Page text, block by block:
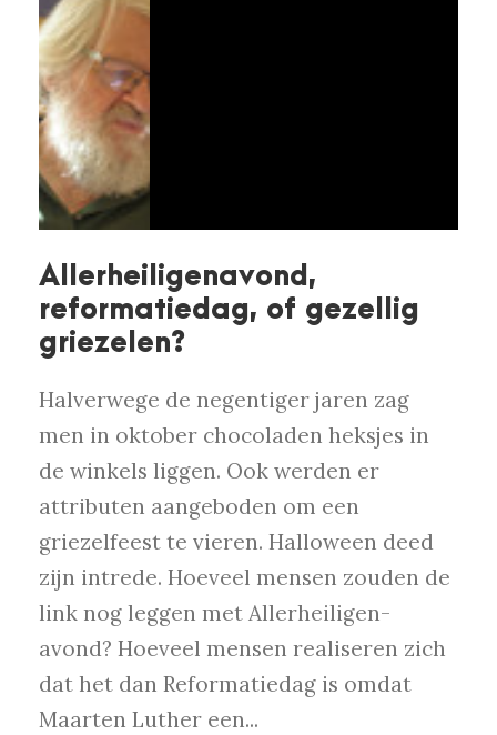
Allerheiligenavond,
reformatiedag, of gezellig
griezelen?
Halverwege de negentiger jaren zag
men in oktober chocoladen heksjes in
de winkels liggen. Ook werden er
attributen aangeboden om een
griezelfeest te vieren. Halloween deed
zijn intrede. Hoeveel mensen zouden de
link nog leggen met Allerheiligen-
avond? Hoeveel mensen realiseren zich
dat het dan Reformatiedag is omdat
Maarten Luther een...